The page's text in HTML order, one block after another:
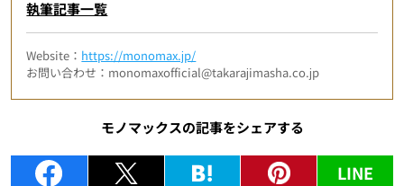
執筆記事一覧
Website： https://monomax.jp/
お問い合わせ：monomaxofficial@takarajimasha.co.jp
モノマックスの記事をシェアする
LINE